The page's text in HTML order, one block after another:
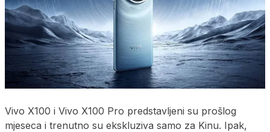
Vivo X100 i Vivo X100 Pro predstavljeni su prošlog
mjeseca i trenutno su ekskluziva samo za Kinu. Ipak,